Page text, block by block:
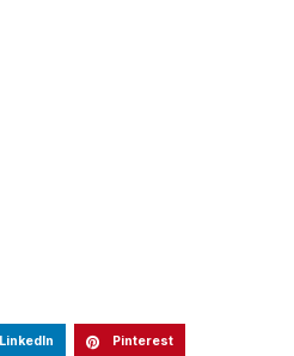
LinkedIn Pinterest